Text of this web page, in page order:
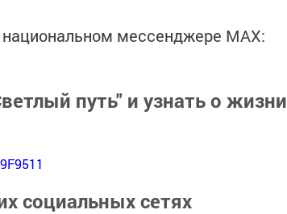
национальном мессенджере MАХ:
путь" и узнать о жизни
социальных сетях